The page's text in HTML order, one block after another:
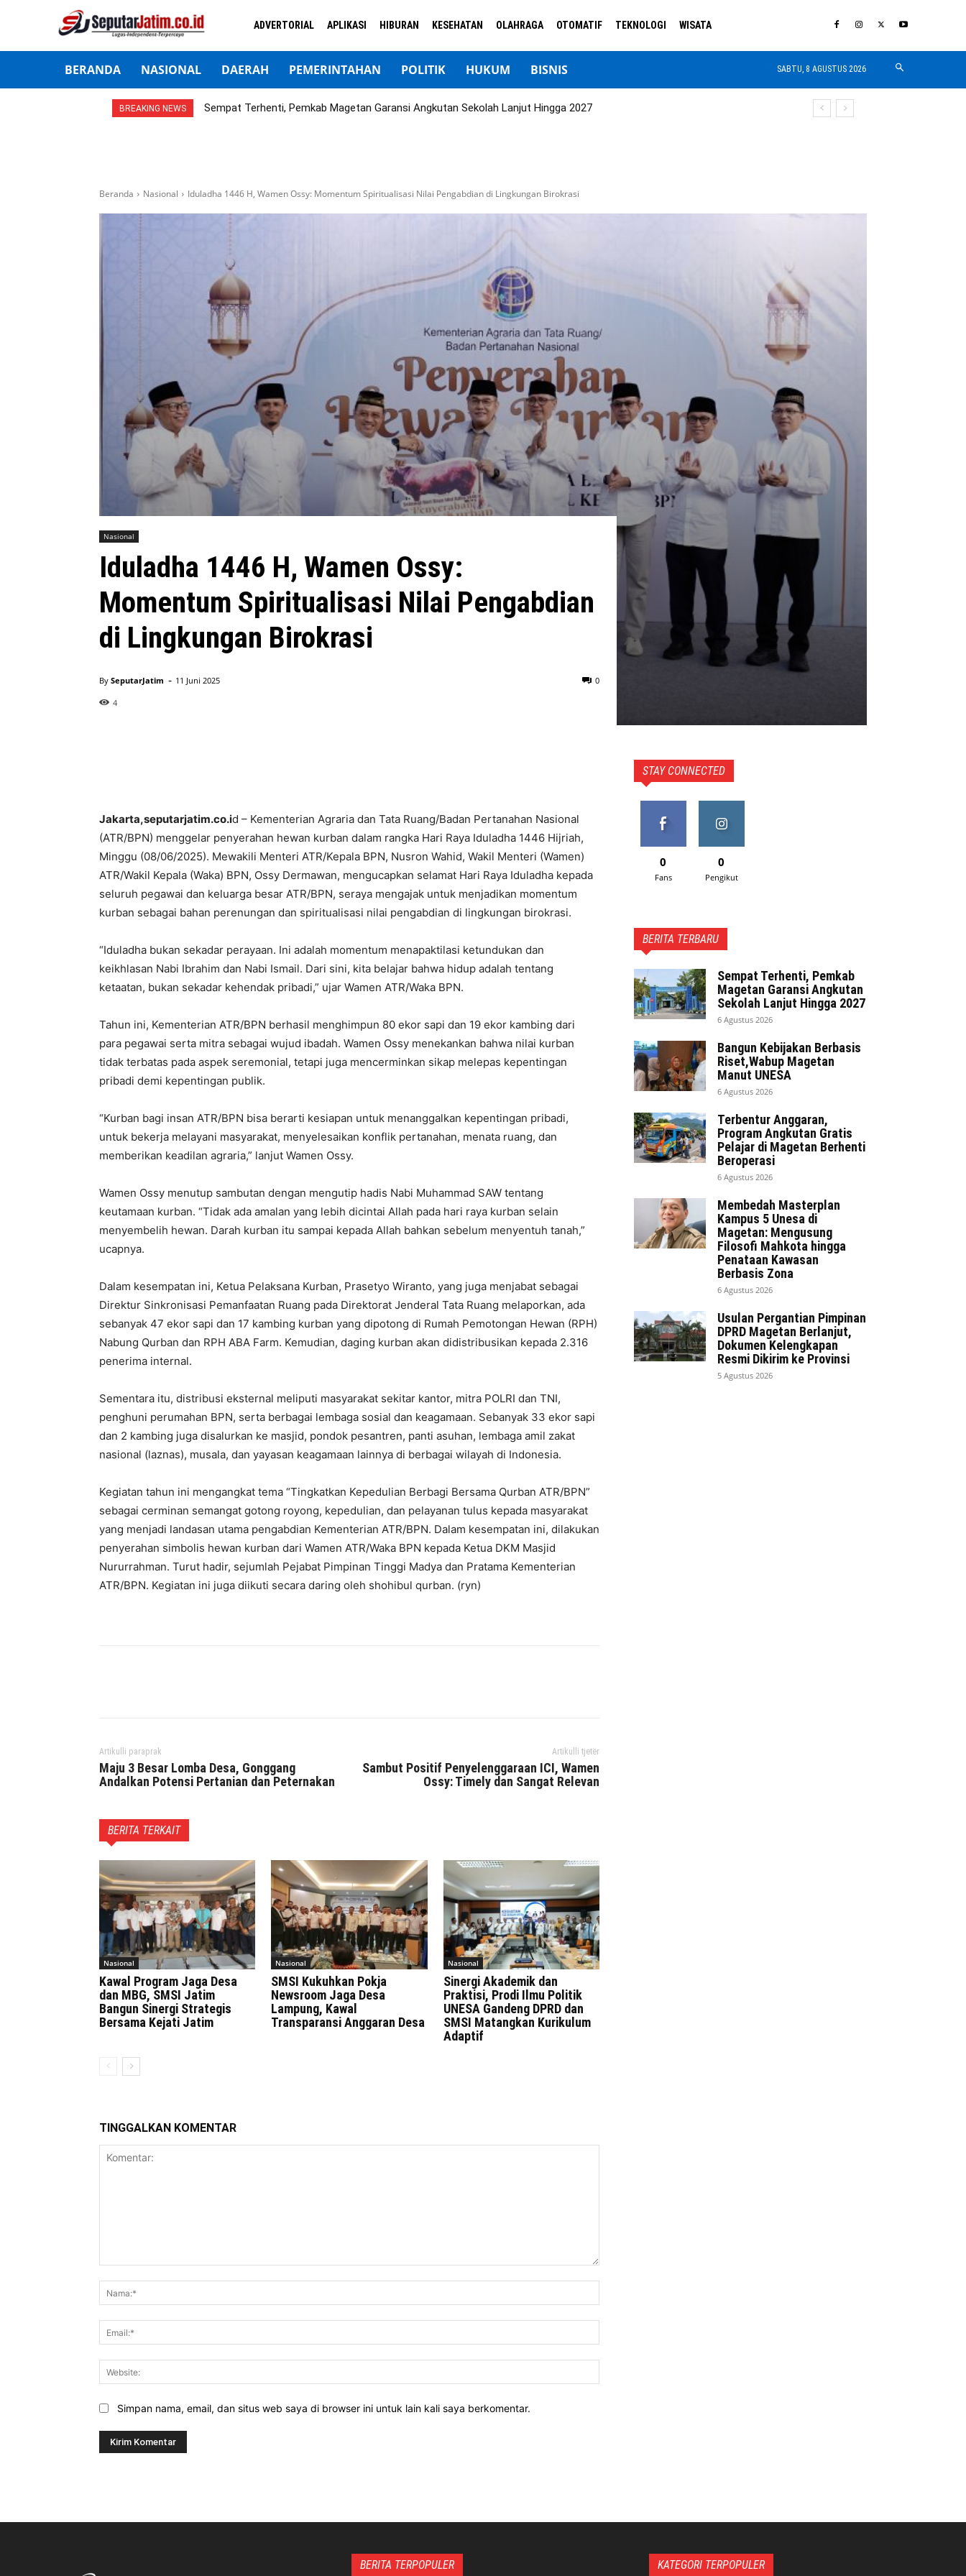
ADVERTORIAL APLIKASI HIBURAN KESEHATAN OLAHRAGA OTOMATIF TEKNOLOGI WISATA
BERANDA NASIONAL DAERAH PEMERINTAHAN POLITIK HUKUM BISNIS SABTU, 8 AGUSTUS 2026
BREAKING NEWS Sempat Terhenti, Pemkab Magetan Garansi Angkutan Sekolah Lanjut Hingga 2027
Beranda Nasional Iduladha 1446 H, Wamen Ossy: Momentum Spiritualisasi Nilai Pengabdian di Lingkungan Birokrasi
Nasional
Iduladha 1446 H, Wamen Ossy:
Momentum Spiritualisasi Nilai Pengabdian
di Lingkungan Birokrasi
By SeputarJatim - 0
11 Juni 2025
4
Jakarta,seputarjatim.co.id – Kementerian Agraria dan Tata Ruang/Badan Pertanahan Nasional
(ATR/BPN) menggelar penyerahan hewan kurban dalam rangka Hari Raya Iduladha 1446 Hijriah,
Minggu (08/06/2025). Mewakili Menteri ATR/Kepala BPN, Nusron Wahid, Wakil Menteri (Wamen)
ATR/Wakil Kepala (Waka) BPN, Ossy Dermawan, mengucapkan selamat Hari Raya Iduladha kepada
seluruh pegawai dan keluarga besar ATR/BPN, seraya mengajak untuk menjadikan momentum
kurban sebagai bahan perenungan dan spiritualisasi nilai pengabdian di lingkungan birokrasi.
“Iduladha bukan sekadar perayaan. Ini adalah momentum menapaktilasi ketundukan dan
keikhlasan Nabi Ibrahim dan Nabi Ismail. Dari sini, kita belajar bahwa hidup adalah tentang
ketaatan, bukan sekadar kehendak pribadi,” ujar Wamen ATR/Waka BPN.
Tahun ini, Kementerian ATR/BPN berhasil menghimpun 80 ekor sapi dan 19 ekor kambing dari
para pegawai serta mitra sebagai wujud ibadah. Wamen Ossy menekankan bahwa nilai kurban
tidak terbatas pada aspek seremonial, tetapi juga mencerminkan sikap melepas kepentingan
pribadi demi kepentingan publik.
“Kurban bagi insan ATR/BPN bisa berarti kesiapan untuk menanggalkan kepentingan pribadi,
untuk bekerja melayani masyarakat, menyelesaikan konflik pertanahan, menata ruang, dan
memberikan keadilan agraria,” lanjut Wamen Ossy.
Wamen Ossy menutup sambutan dengan mengutip hadis Nabi Muhammad SAW tentang
keutamaan kurban. “Tidak ada amalan yang lebih dicintai Allah pada hari raya kurban selain
menyembelih hewan. Darah kurban itu sampai kepada Allah bahkan sebelum menyentuh tanah,”
ucapnya.
Dalam kesempatan ini, Ketua Pelaksana Kurban, Prasetyo Wiranto, yang juga menjabat sebagai
Direktur Sinkronisasi Pemanfaatan Ruang pada Direktorat Jenderal Tata Ruang melaporkan, ada
sebanyak 47 ekor sapi dan 17 kambing kurban yang dipotong di Rumah Pemotongan Hewan (RPH)
Nabung Qurban dan RPH ABA Farm. Kemudian, daging kurban akan didistribusikan kepada 2.316
penerima internal.
Sementara itu, distribusi eksternal meliputi masyarakat sekitar kantor, mitra POLRI dan TNI,
penghuni perumahan BPN, serta berbagai lembaga sosial dan keagamaan. Sebanyak 33 ekor sapi
dan 2 kambing juga disalurkan ke masjid, pondok pesantren, panti asuhan, lembaga amil zakat
nasional (laznas), musala, dan yayasan keagamaan lainnya di berbagai wilayah di Indonesia.
Kegiatan tahun ini mengangkat tema “Tingkatkan Kepedulian Berbagi Bersama Qurban ATR/BPN”
sebagai cerminan semangat gotong royong, kepedulian, dan pelayanan tulus kepada masyarakat
yang menjadi landasan utama pengabdian Kementerian ATR/BPN. Dalam kesempatan ini, dilakukan
penyerahan simbolis hewan kurban dari Wamen ATR/Waka BPN kepada Ketua DKM Masjid
Nururrahman. Turut hadir, sejumlah Pejabat Pimpinan Tinggi Madya dan Pratama Kementerian
ATR/BPN. Kegiatan ini juga diikuti secara daring oleh shohibul qurban. (ryn)
Artikulli paraprak
Maju 3 Besar Lomba Desa, Gonggang
Andalkan Potensi Pertanian dan Peternakan
Artikulli tjetër
Sambut Positif Penyelenggaraan ICI, Wamen
Ossy: Timely dan Sangat Relevan
BERITA TERKAIT
Nasional
Kawal Program Jaga Desa
dan MBG, SMSI Jatim
Bangun Sinergi Strategis
Bersama Kejati Jatim
Nasional
SMSI Kukuhkan Pokja
Newsroom Jaga Desa
Lampung, Kawal
Transparansi Anggaran Desa
Nasional
Sinergi Akademik dan
Praktisi, Prodi Ilmu Politik
UNESA Gandeng DPRD dan
SMSI Matangkan Kurikulum
Adaptif
TINGGALKAN KOMENTAR
Simpan nama, email, dan situs web saya di browser ini untuk lain kali saya berkomentar.
STAY CONNECTED
0
Fans
0
Pengikut
BERITA TERBARU
Sempat Terhenti, Pemkab
Magetan Garansi Angkutan
Sekolah Lanjut Hingga 2027
6 Agustus 2026
Bangun Kebijakan Berbasis
Riset,Wabup Magetan
Manut UNESA
6 Agustus 2026
Terbentur Anggaran,
Program Angkutan Gratis
Pelajar di Magetan Berhenti
Beroperasi
6 Agustus 2026
Membedah Masterplan
Kampus 5 Unesa di
Magetan: Mengusung
Filosofi Mahkota hingga
Penataan Kawasan
Berbasis Zona
6 Agustus 2026
Usulan Pergantian Pimpinan
DPRD Magetan Berlanjut,
Dokumen Kelengkapan
Resmi Dikirim ke Provinsi
5 Agustus 2026
BERITA TERPOPULER KATEGORI TERPOPULER